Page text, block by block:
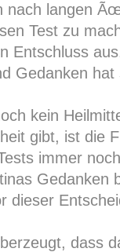
nach langen
Test zu
Entschluss
Gedanken hat
kein
gibt, ist die
immer
Gedanken
dieser
dass